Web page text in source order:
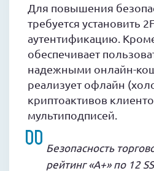
Для повышения
требуется установить
аутентификацию.
обеспечивает
надежными онлайн-
реализует офлайн
криптоактивов
мультиподписей.
Безопасность
рейтинг «A+» по 12